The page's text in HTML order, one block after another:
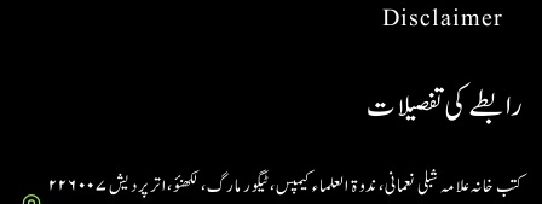
Disclaimer
رابطے کی تفصیلات
کتب خانہ علامہ شبلی نعمانی، ندوۃ العلماء کیمپس، ٹیگور مارگ، لکھنؤ، اتر پردیش ۲۲۶۰۰۷